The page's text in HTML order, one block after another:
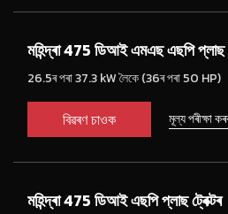
মহিন্দ্ৰা 475 ডিআই এমএছ এছপি প্লাছ
26.5ৰ পৰা 37.3 kW লৈকে (36ৰ পৰা 50 HP)
বিৱৰণ চাওক মূল্য পৰীক্ষা
মহিন্দ্ৰা 475 ডিআই এছপি প্লাছ ট্ৰেক্টৰ